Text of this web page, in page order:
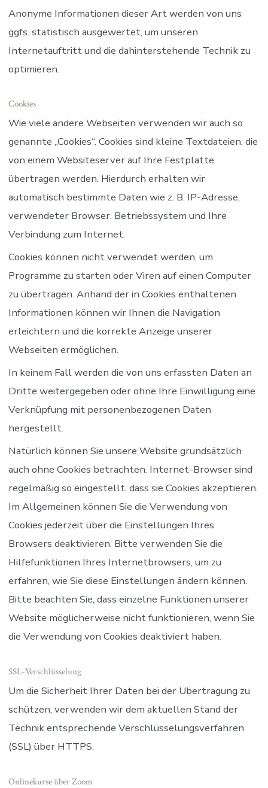
Anonyme Informationen dieser Art werden von uns
ggfs. statistisch ausgewertet, um unseren
Internetauftritt und die dahinterstehende Technik zu
optimieren.
Cookies
Wie viele andere Webseiten verwenden wir auch so
genannte „Cookies“. Cookies sind kleine Textdateien, die
von einem Websiteserver auf Ihre Festplatte
übertragen werden. Hierdurch erhalten wir
automatisch bestimmte Daten wie z. B. IP-Adresse,
verwendeter Browser, Betriebssystem und Ihre
Verbindung zum Internet.
Cookies können nicht verwendet werden, um
Programme zu starten oder Viren auf einen Computer
zu übertragen. Anhand der in Cookies enthaltenen
Informationen können wir Ihnen die Navigation
erleichtern und die korrekte Anzeige unserer
Webseiten ermöglichen.
In keinem Fall werden die von uns erfassten Daten an
Dritte weitergegeben oder ohne Ihre Einwilligung eine
Verknüpfung mit personenbezogenen Daten
hergestellt.
Natürlich können Sie unsere Website grundsätzlich
auch ohne Cookies betrachten. Internet-Browser sind
regelmäßig so eingestellt, dass sie Cookies akzeptieren.
Im Allgemeinen können Sie die Verwendung von
Cookies jederzeit über die Einstellungen Ihres
Browsers deaktivieren. Bitte verwenden Sie die
Hilfefunktionen Ihres Internetbrowsers, um zu
erfahren, wie Sie diese Einstellungen ändern können.
Bitte beachten Sie, dass einzelne Funktionen unserer
Website möglicherweise nicht funktionieren, wenn Sie
die Verwendung von Cookies deaktiviert haben.
SSL-Verschlüsselung
Um die Sicherheit Ihrer Daten bei der Übertragung zu
schützen, verwenden wir dem aktuellen Stand der
Technik entsprechende Verschlüsselungsverfahren
(SSL) über HTTPS.
Onlinekurse über Zoom